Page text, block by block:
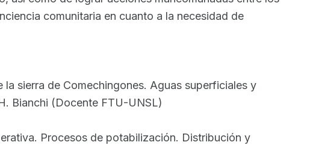
comunitaria en cuanto a la necesidad de
sierra de Comechingones. Aguas superficiales y
Bianchi (Docente FTU-UNSL)
Procesos de potabilización. Distribución y